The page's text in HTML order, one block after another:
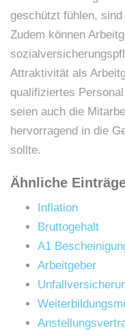
geschützt fühlen,
Zudem können
Attraktivität als
qualifiziertes
seien auch die
hervorragend in die
sollte.
Ähnliche
Inflation
Bruttogehalt
A1
Arbeitgeber